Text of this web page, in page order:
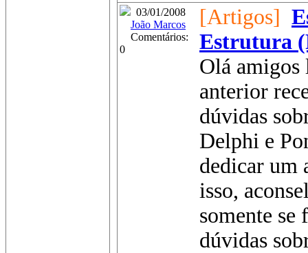
03/01/2008
João Marcos
Comentários:
0
[Artigos]
Estrutura
Olá
anterior
dúvidas
Delphi e
dedicar um
isso,
somente
dúvidas